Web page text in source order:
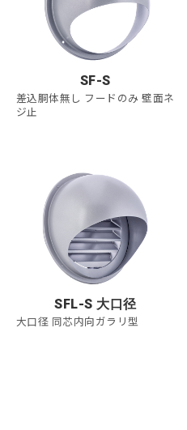
SF-S
差込胴体無し フードのみ 壁面ネ
ジ止
SFL-S 大口径
大口径 同芯内向ガラリ型